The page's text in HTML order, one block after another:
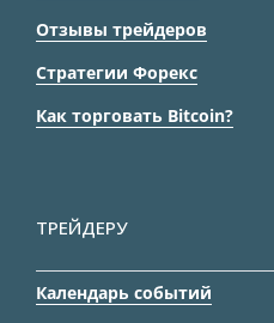
Отзывы трейдеров
Стратегии Форекс
Как торговать Bitcoin?
ТРЕЙДЕРУ
Календарь событий